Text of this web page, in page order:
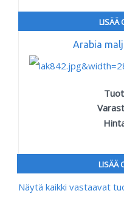
LISÄÄ
Arabia
LISÄÄ
Näytä kaikki vastaavat